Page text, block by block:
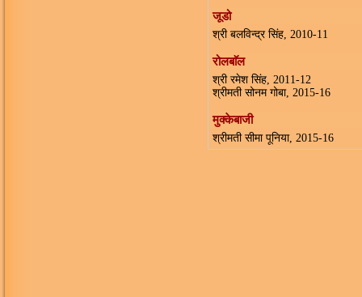
जूडो
श्री बलविन्द्र सिंह, 2010-11
रोलबाॅल
श्री रमेश सिंह, 2011-12
श्रीमती सोनम गोबा, 2015-16
मुक्केबाजी
श्रीमती सीमा पूनिया, 2015-16